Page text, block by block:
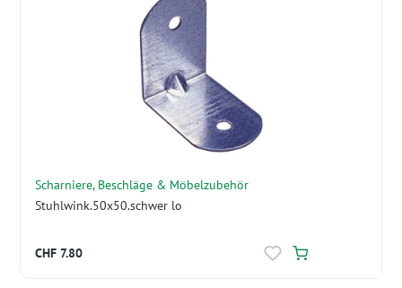
Scharniere, Beschläge & Möbelzubehör
Stuhlwink.50x50.schwer lo
CHF 7.80